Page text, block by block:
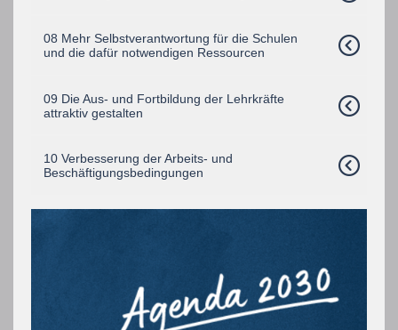
08 Mehr Selbstverantwortung für die Schulen
und die dafür notwendigen Ressourcen
09 Die Aus- und Fortbildung der Lehrkräfte
attraktiv gestalten
10 Verbesserung der Arbeits- und
Beschäftigungsbedingungen